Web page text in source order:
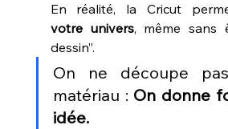
En réalité, la Cricut
votre univers, même sans
dessin”.
On ne découpe
matériau : On donne
idée.